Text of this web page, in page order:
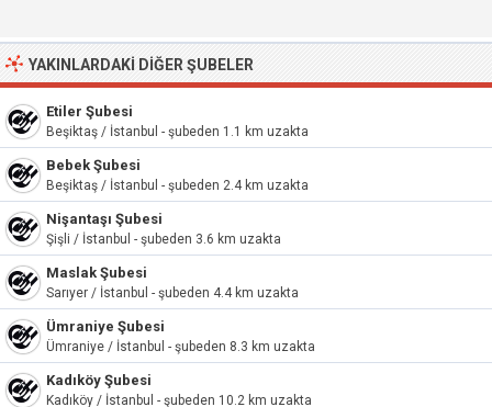
YAKINLARDAKI DIĞER ŞUBELER
Etiler Şubesi
Beşiktaş / İstanbul - şubeden 1.1 km uzakta
Bebek Şubesi
Beşiktaş / İstanbul - şubeden 2.4 km uzakta
Nişantaşı Şubesi
Şişli / İstanbul - şubeden 3.6 km uzakta
Maslak Şubesi
Sarıyer / İstanbul - şubeden 4.4 km uzakta
Ümraniye Şubesi
Ümraniye / İstanbul - şubeden 8.3 km uzakta
Kadıköy Şubesi
Kadıköy / İstanbul - şubeden 10.2 km uzakta